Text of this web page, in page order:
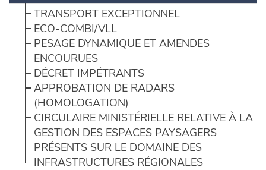
TRANSPORT EXCEPTIONNEL
ECO-COMBI/VLL
PESAGE DYNAMIQUE ET AMENDES
ENCOURUES
DÉCRET IMPÉTRANTS
APPROBATION DE RADARS
(HOMOLOGATION)
CIRCULAIRE MINISTÉRIELLE RELATIVE À LA
GESTION DES ESPACES PAYSAGERS
PRÉSENTS SUR LE DOMAINE DES
INFRASTRUCTURES RÉGIONALES